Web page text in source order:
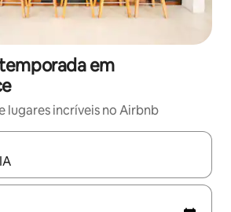
em
lugares incríveis no Airbnb
estiverem disponíveis, explore-os